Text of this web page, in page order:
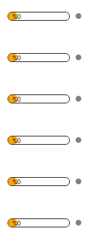
%0
%0
%0
%0
%0
%0